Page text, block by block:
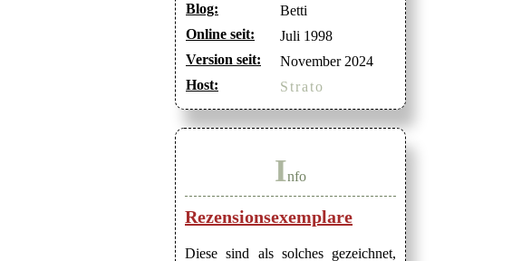
Blog:
Betti
Online seit:
Juli 1998
Version seit:
November 2024
Host:
Strato
Info
Rezensionsexemplare
Diese sind als solches gezeichnet,